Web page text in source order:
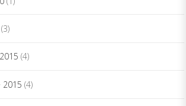
(3)
(4)
(4)